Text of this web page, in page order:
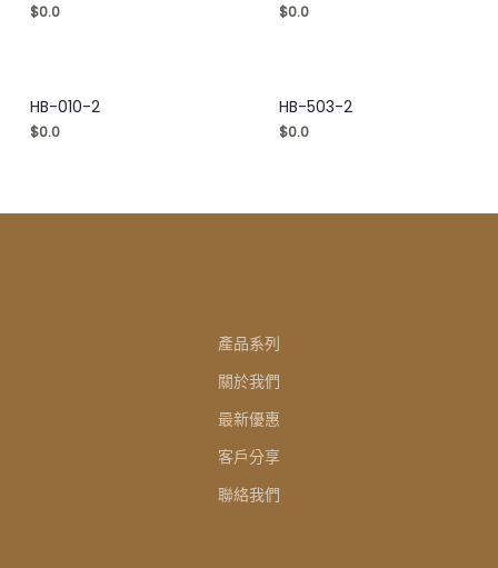
$0.0 $0.0
HB-010-2
$0.0
HB-503-2
$0.0
產品系列
關於我們
最新優惠
客戶分享
聯絡我們